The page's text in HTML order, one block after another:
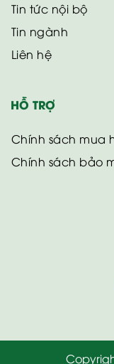
Tin tức nội bộ
Tin ngành
Liên hệ
HỖ TRỢ
Chính sách mua
Chính sách bảo